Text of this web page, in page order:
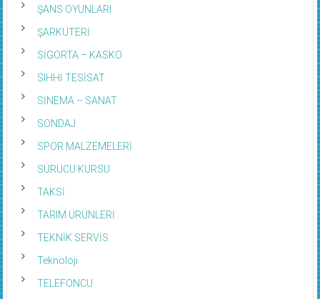
ŞANS OYUNLARI
ŞARKÜTERİ
SİGORTA – KASKO
SIHHİ TESİSAT
SİNEMA – SANAT
SONDAJ
SPOR MALZEMELERİ
SÜRÜCÜ KURSU
TAKSİ
TARIM ÜRÜNLERİ
TEKNİK SERVİS
Teknoloji
TELEFONCU